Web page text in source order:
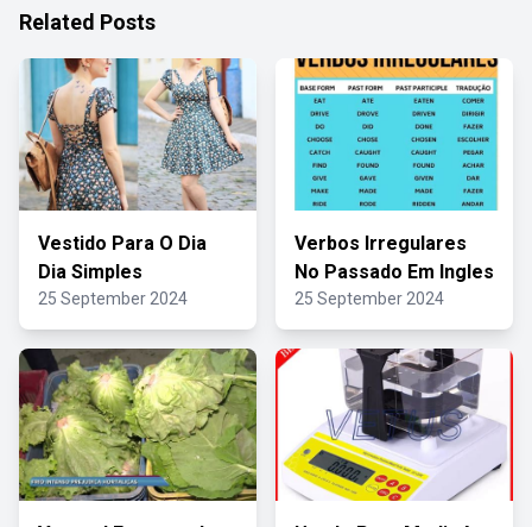
Related Posts
Vestido Para O Dia
Dia Simples
25 September 2024
Verbos Irregulares
No Passado Em Ingles
25 September 2024